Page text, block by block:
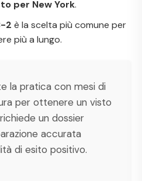
per New York.
2 è la scelta più comune per
più a lungo.
la pratica con mesi di
per ottenere un visto
un dossier
accurata
di esito positivo.